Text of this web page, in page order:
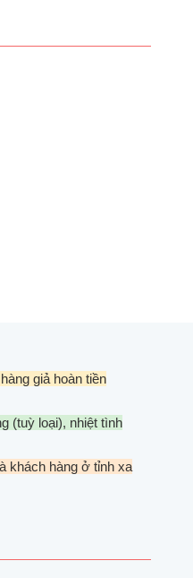
giả hoàn tiền
(tuỳ loại), nhiệt tình
khách hàng ở tỉnh xa